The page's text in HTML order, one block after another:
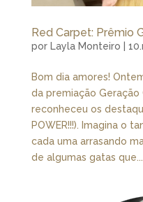
Red Carpet: Prêmio
por Layla Monteiro
Bom dia amores!
da premiação Geração
reconheceu os
POWER!!!). Imagina o
cada uma arrasando
de algumas gatas que...